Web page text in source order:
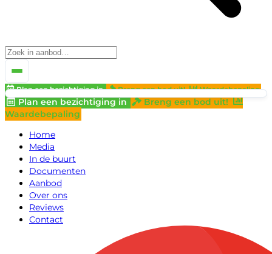
Plan een bezichtiging in Breng een bod uit! Waardebepaling
Plan een bezichtiging in
Breng een bod uit!
Waardebepaling
Home
Media
In de buurt
Documenten
Aanbod
Over ons
Reviews
Contact